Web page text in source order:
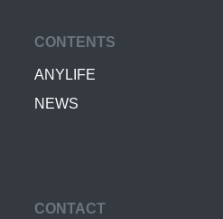
CONTENTS
ANYLIFE
NEWS
CONTACT